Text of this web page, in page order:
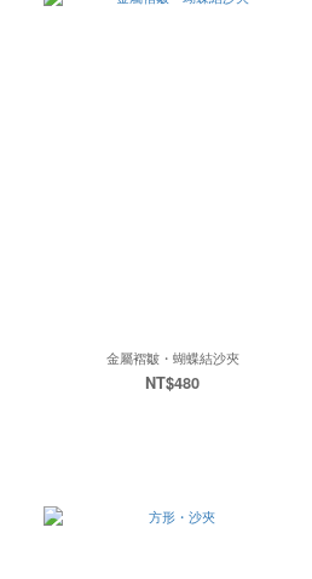
金屬褶皺・蝴蝶結沙夾
NT$480